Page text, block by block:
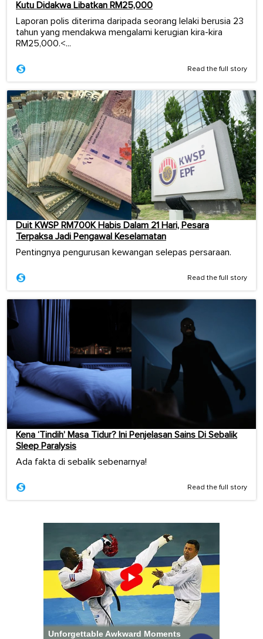
Kutu Didakwa Libatkan RM25,000
Laporan polis diterima daripada seorang lelaki berusia 23
tahun yang mendakwa mengalami kerugian kira-kira
RM25,000.<...
Read the full story
Duit KWSP RM700K Habis Dalam 21 Hari, Pesara
Terpaksa Jadi Pengawal Keselamatan
Pentingnya pengurusan kewangan selepas persaraan.
Read the full story
Kena ‘Tindih’ Masa Tidur? Ini Penjelasan Sains Di Sebalik
Sleep Paralysis
Ada fakta di sebalik sebenarnya!
Read the full story